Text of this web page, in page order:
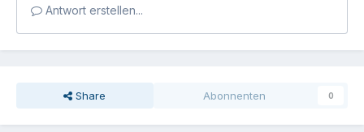
Antwort erstellen...
Share Abonnenten 0